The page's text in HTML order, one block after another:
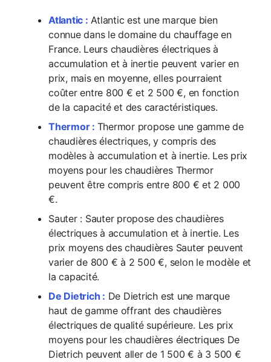
Atlantic : Atlantic est une marque bien
connue dans le domaine du chauffage en
France. Leurs chaudières électriques à
accumulation et à inertie peuvent varier en
prix, mais en moyenne, elles pourraient
coûter entre 800 € et 2 500 €, en fonction
de la capacité et des caractéristiques.
Thermor : Thermor propose une gamme de
chaudières électriques, y compris des
modèles à accumulation et à inertie. Les prix
moyens pour les chaudières Thermor
peuvent être compris entre 800 € et 2 000
€.
Sauter : Sauter propose des chaudières
électriques à accumulation et à inertie. Les
prix moyens des chaudières Sauter peuvent
varier de 800 € à 2 500 €, selon le modèle et
la capacité.
De Dietrich : De Dietrich est une marque
haut de gamme offrant des chaudières
électriques de qualité supérieure. Les prix
moyens pour les chaudières électriques De
Dietrich peuvent aller de 1 500 € à 3 500 €